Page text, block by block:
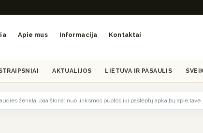
Apie mus Informacija Kontaktai
AKTUALIJOS LIETUVA IR PASAULIS
ženklai paaiškina: nuo linksmos puotos iki paslėptų apkalbų apie tave.